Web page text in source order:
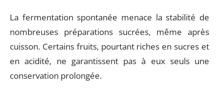
La fermentation spontanée menace la stabilité de
nombreuses préparations sucrées, même après
cuisson. Certains fruits, pourtant riches en sucres et
en acidité, ne garantissent pas à eux seuls une
conservation prolongée.